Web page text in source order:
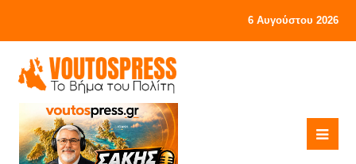
6 Αυγούστου 2026